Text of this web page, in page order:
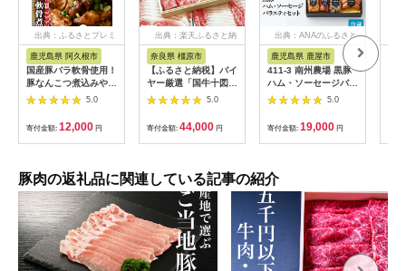
出典：ふるさとプレミ
アム
鹿児島県 阿久根市
国産豚バラ軟骨使用！
豚なんこつ煮込みやわ
らか仕上げ(計2.2kg・
220g×10袋)国産 豚肉
ばら なんこつ ナンコ
ツ おかず 簡単調理 煮
込み料理 湯煎 レンジ
akn031-04
5.0
寄付金額: 12,000 円
出典：楽天ふるさと納
奈良県 橿原市
【ふるさと納税】バイ
ヤー厳選「国牛十図」
の銘牛・大和牛（やま
とうし）（牝牛）すき
焼き用700g（ロース
または肩ロース）
5.0
寄付金額: 44,000 円
出典：ANAのふるさと
納税
鹿児島県 鹿屋市
411-3 南州農場 黒豚
ハム・ソーセージバラ
エティセット（NN-
3837） KN005-008
5.0
寄付金額: 19,000 円
豚肉の返礼品に関連している記事の紹介